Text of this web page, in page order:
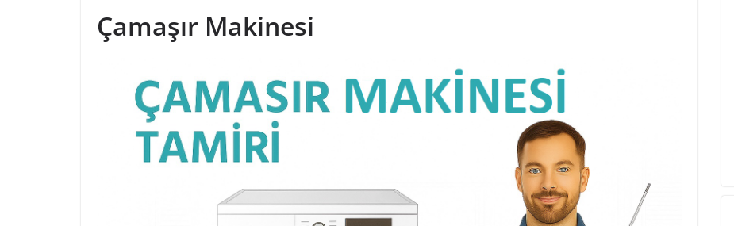
Çamaşır Makinesi